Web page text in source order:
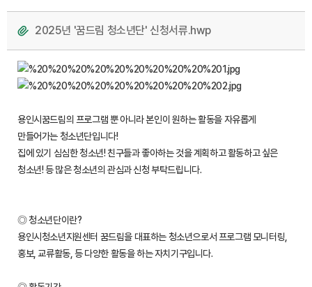
2025년 '꿈드림 청소년단' 신청서류.hwp
용인시꿈드림의 프로그램 뿐 아니라 본인이 원하는 활동을 자유롭게
만들어가는 청소년단입니다!
집에 있기 심심한 청소년! 친구들과 좋아하는 것을 계획하고 활동하고 싶은
청소년! 등 많은 청소년의 관심과 신청 부탁드립니다.
◎ 청소년단이란?
용인시청소년지원센터 꿈드림을 대표하는 청소년으로서 프로그램 모니터링,
홍보, 교류활동, 등 다양한 활동을 하는 자치기구입니다.